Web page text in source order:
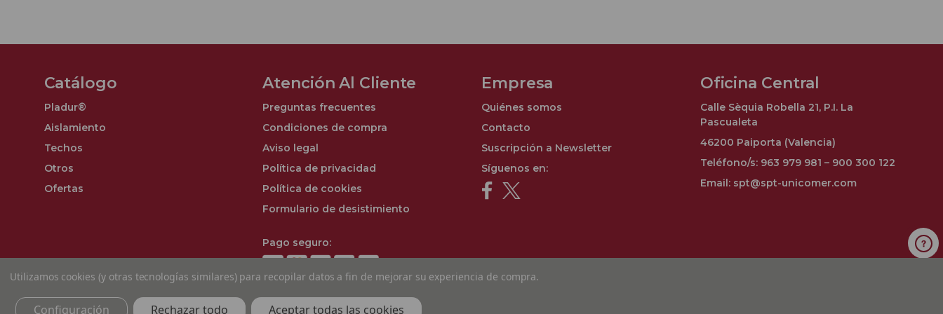
Catálogo
Pladur®
Aislamiento
Techos
Otros
Ofertas
Atención Al Cliente
Preguntas frecuentes
Condiciones de compra
Aviso legal
Política de privacidad
Política de cookies
Formulario de desistimiento
Pago seguro:
Empresa
Quiénes somos
Contacto
Suscripción a Newsletter
Síguenos en:
Oficina Central
Calle Sèquia Robella 21, P.I. La
Pascualeta
46200 Paiporta (Valencia)
Teléfono/s: 963 979 981 – 900 300 122
Email: spt@spt-unicomer.com
Utilizamos cookies (y otras tecnologías similares) para recopilar datos a fin de mejorar su experiencia de compra.
Configuración Rechazar todo Aceptar todas las cookies